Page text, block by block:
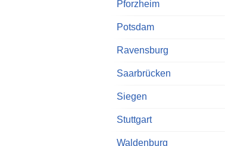
Pforzheim
Potsdam
Ravensburg
Saarbrücken
Siegen
Stuttgart
Waldenburg